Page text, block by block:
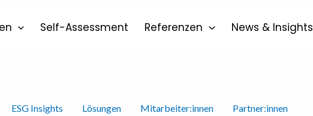
Self-Assessment Referenzen News & Insights
ESG Insights Lösungen Mitarbeiter:innen Partner:innen